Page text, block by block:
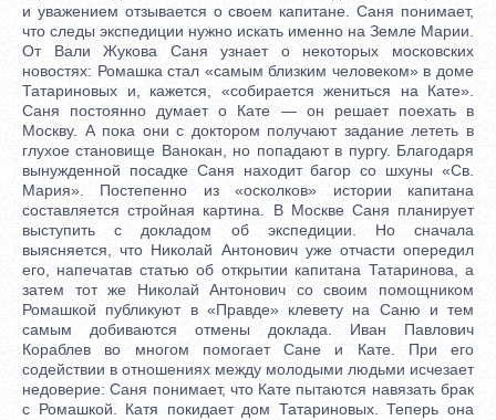
и уважением отзывается о своем капитане. Саня понимает,
что следы экспедиции нужно искать именно на Земле Марии.
От Вали Жукова Саня узнает о некоторых московских
новостях: Ромашка стал «самым близким человеком» в доме
Татариновых и, кажется, «собирается жениться на Кате».
Саня постоянно думает о Кате — он решает поехать в
Москву. А пока они с доктором получают задание лететь в
глухое становище Ванокан, но попадают в пургу. Благодаря
вынужденной посадке Саня находит багор со шхуны «Св.
Мария». Постепенно из «осколков» истории капитана
составляется стройная картина. В Москве Саня планирует
выступить с докладом об экспедиции. Но сначала
выясняется, что Николай Антонович уже отчасти опередил
его, напечатав статью об открытии капитана Татаринова, а
затем тот же Николай Антонович со своим помощником
Ромашкой публикуют в «Правде» клевету на Саню и тем
самым добиваются отмены доклада. Иван Павлович
Кораблев во многом помогает Сане и Кате. При его
содействии в отношениях между молодыми людьми исчезает
недоверие: Саня понимает, что Кате пытаются навязать брак
с Ромашкой. Катя покидает дом Татариновых. Теперь она